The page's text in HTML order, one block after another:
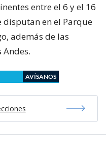
entre el 6 y el 16
disputan en el Parque
además de las
Andes.
AVÍSANOS